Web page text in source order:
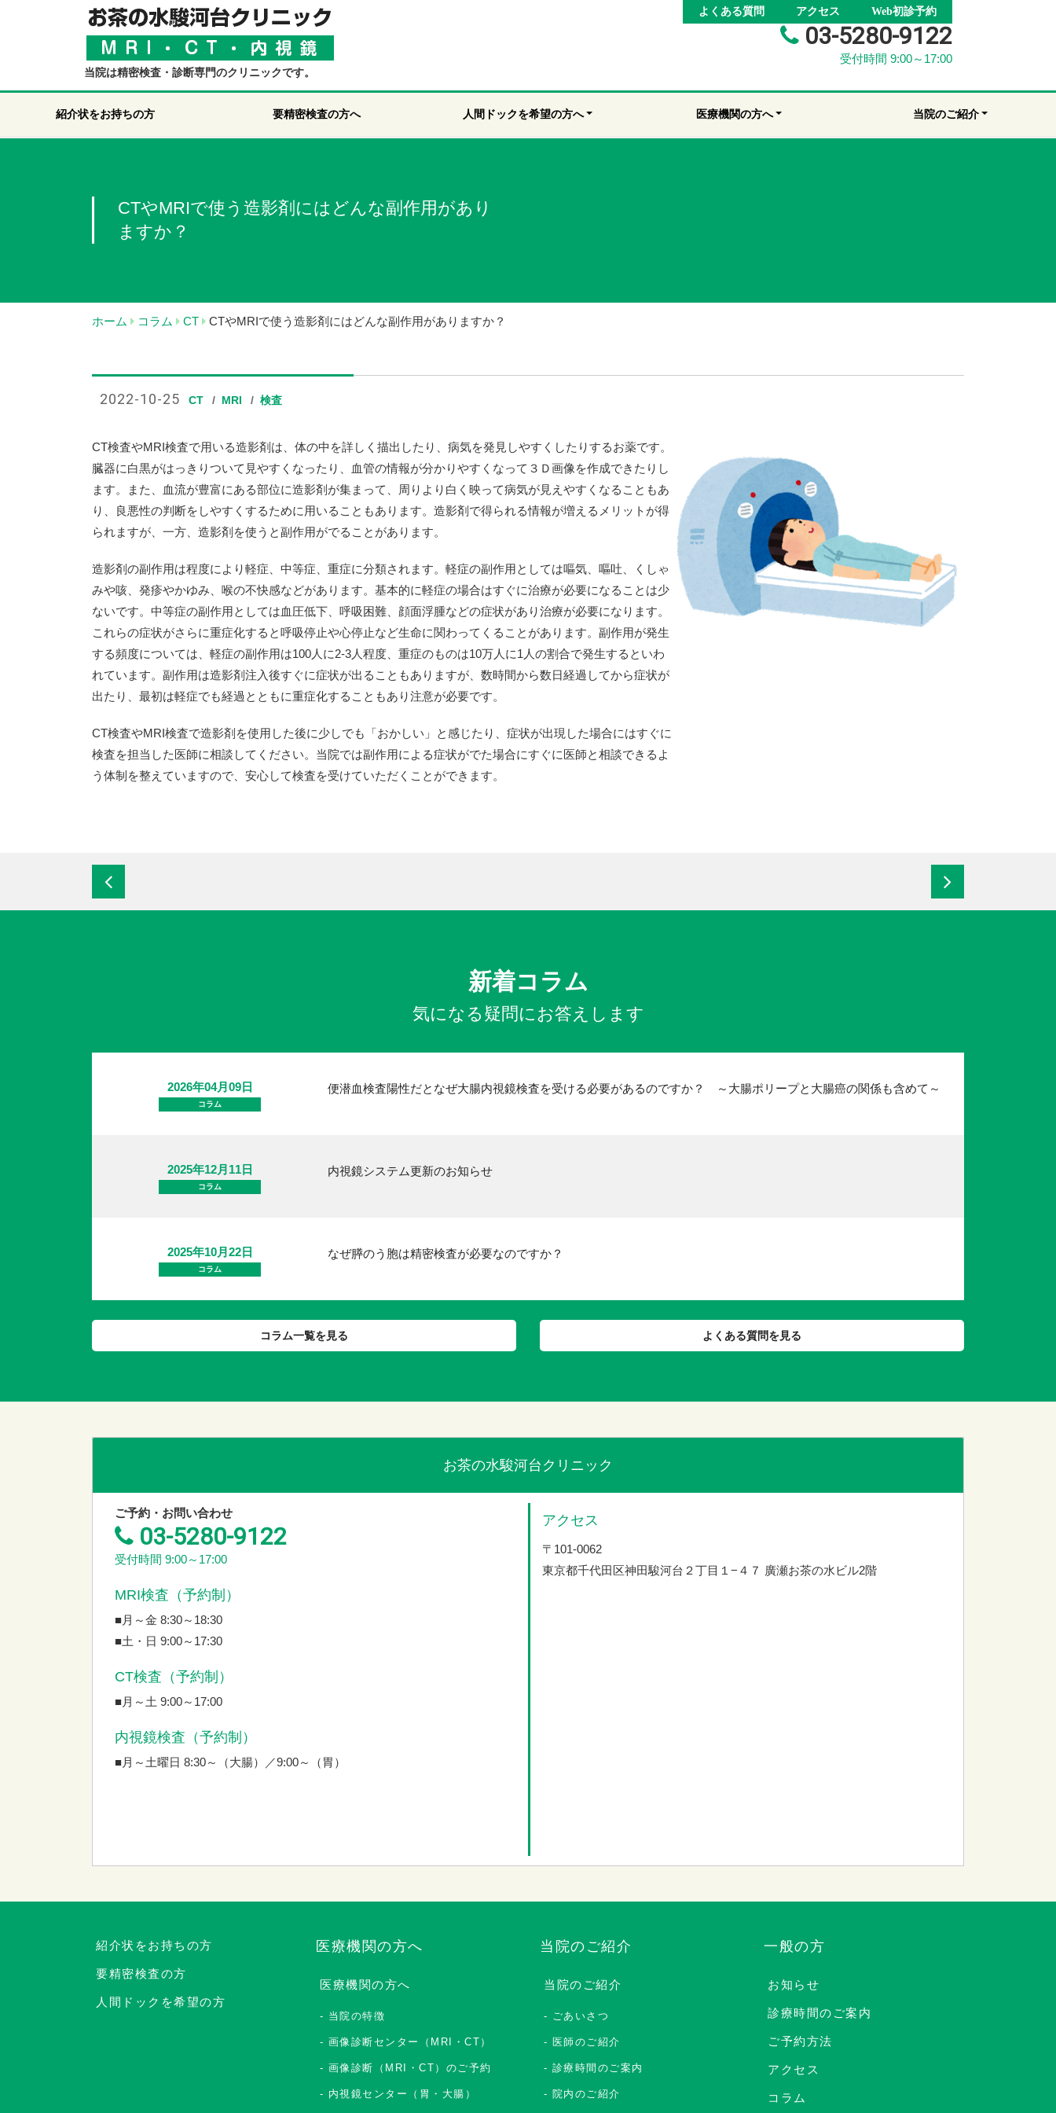
当院は精密検査・診断専門のクリニックです。
よくある質問 アクセス Web初診予約
03-5280-9122
受付時間 9:00～17:00
紹介状をお持ちの方 要精密検査の方へ 人間ドックを希望の方へ 医療機関の方へ 当院のご紹介
CTやMRIで使う造影剤にはどんな副作用があり
ますか？
ホーム コラム CT CTやMRIで使う造影剤にはどんな副作用がありますか？
2022-10-25 CT MRI 検査
CT検査やMRI検査で用いる造影剤は、体の中を詳しく描出したり、病気を発見しやすくしたりするお薬です。
臓器に白黒がはっきりついて見やすくなったり、血管の情報が分かりやすくなって３Ｄ画像を作成できたりし
ます。また、血流が豊富にある部位に造影剤が集まって、周りより白く映って病気が見えやすくなることもあ
り、良悪性の判断をしやすくするために用いることもあります。造影剤で得られる情報が増えるメリットが得
られますが、一方、造影剤を使うと副作用がでることがあります。
造影剤の副作用は程度により軽症、中等症、重症に分類されます。軽症の副作用としては嘔気、嘔吐、くしゃ
みや咳、発疹やかゆみ、喉の不快感などがあります。基本的に軽症の場合はすぐに治療が必要になることは少
ないです。中等症の副作用としては血圧低下、呼吸困難、顔面浮腫などの症状があり治療が必要になります。
これらの症状がさらに重症化すると呼吸停止や心停止など生命に関わってくることがあります。副作用が発生
する頻度については、軽症の副作用は100人に2-3人程度、重症のものは10万人に1人の割合で発生するといわ
れています。副作用は造影剤注入後すぐに症状が出ることもありますが、数時間から数日経過してから症状が
出たり、最初は軽症でも経過とともに重症化することもあり注意が必要です。
CT検査やMRI検査で造影剤を使用した後に少しでも「おかしい」と感じたり、症状が出現した場合にはすぐに
検査を担当した医師に相談してください。当院では副作用による症状がでた場合にすぐに医師と相談できるよ
う体制を整えていますので、安心して検査を受けていただくことができます。
新着コラム
気になる疑問にお答えします
2026年04月09日
コラム
便潜血検査陽性だとなぜ大腸内視鏡検査を受ける必要があるのですか？ ～大腸ポリープと大腸癌の関係も含めて～
2025年12月11日
コラム
内視鏡システム更新のお知らせ
2025年10月22日
コラム
なぜ膵のう胞は精密検査が必要なのですか？
コラム一覧を見る よくある質問を見る
お茶の水駿河台クリニック
ご予約・お問い合わせ
03-5280-9122
受付時間 9:00～17:00
MRI検査（予約制）
■月～金 8:30～18:30
■土・日 9:00～17:30
CT検査（予約制）
■月～土 9:00～17:00
内視鏡検査（予約制）
■月～土曜日 8:30～（大腸）／9:00～（胃）
アクセス
〒101-0062
東京都千代田区神田駿河台２丁目１−４７ 廣瀬お茶の水ビル2階
紹介状をお持ちの方
要精密検査の方
人間ドックを希望の方
医療機関の方へ
医療機関の方へ
当院の特徴
画像診断センター（MRI・CT）
画像診断（MRI・CT）のご予約
内視鏡センター（胃・大腸）
当院のご紹介
当院のご紹介
ごあいさつ
医師のご紹介
診療時間のご案内
院内のご紹介
一般の方
お知らせ
診療時間のご案内
ご予約方法
アクセス
コラム